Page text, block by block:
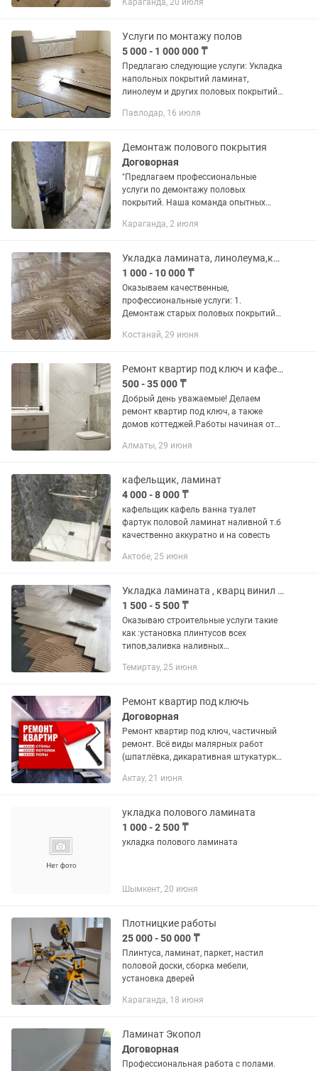
настил линолеума, укладка паркетной
Караганда, 20 июля
Услуги по монтажу полов
5 000 - 1 000 000 ₸
Предлагаю следующие услуги: Укладка
напольных покрытий ламинат,
линолеум и других половых покрытий.
Демонтаж перегородок, стен, стяжки
Павлодар, 16 июля
Демонтаж полового покрытия
Договорная
"Предлагаем профессиональные
услуги по демонтажу половых
покрытий. Наша команда опытных
качественное удаление старых
ковровое покрытие,...
Караганда, 2 июля
Укладка ламината, линолеума,кварц винила.100%Качество работ.
1 000 - 10 000 ₸
Оказываем качественные,
профессиональные услуги: 1.
Демонтаж старых половых покрытий
фанеры 3. Монтаж укладка настил
наливных полов 5....
Костанай, 29 июня
Ремонт квартир под ключ и кафель
500 - 35 000 ₸
Добрый день уважаемые! Делаем
ремонт квартир под ключ, а также
домов коттеджей.Работы начиная от
финишной покраски. Черновая
Алматы, 29 июня
кафельщик, ламинат
4 000 - 8 000 ₸
кафельщик кафель ванна туалет
фартук половой ламинат наливной т.б
качественно аккуратно и на совесть
Актобе, 25 июня
Укладка ламината , кварц винил , линолеум , паркет
1 500 - 5 500 ₸
Оказываю строительные услуги такие
как :установка плинтусов всех
типов,заливка наливных
покрытий, укладка настил монтаж осп,
ковралина,...
Темиртау, 25 июня
Ремонт квартир под ключь
Договорная
Ремонт квартир под ключ, частичный
ремонт. Всё виды малярных работ
(шпатлёвка, дикаративная штукатурка,
покрытие (ламинат, линолеум)
Актау, 21 июня
укладка полового ламината
1 000 - 2 500 ₸
укладка полового ламината
Шымкент, 20 июня
Плотницкие работы
25 000 - 50 000 ₸
Плинтуса, ламинат, паркет, настил
половой доски, сборка мебели,
установка дверей
Караганда, 18 июня
Ламинат Экопол
Договорная
Профессиональная работа с полами.